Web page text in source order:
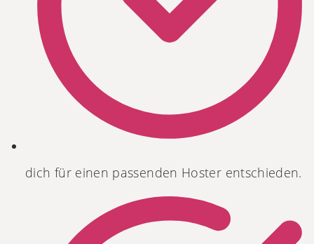
dich für einen passenden Hoster entschieden.